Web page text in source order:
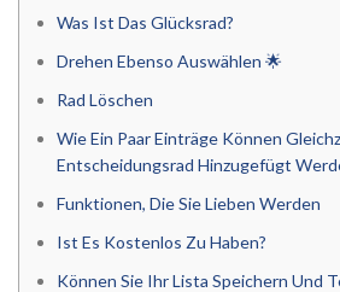
Was Ist Das Glücksrad?
Drehen Ebenso Auswählen 🌟
Rad Löschen
Wie Ein Paar Einträge Können
Entscheidungsrad Hinzugefügt
Funktionen, Die Sie Lieben Werden
Ist Es Kostenlos Zu Haben?
Können Sie Ihr Lista Speichern Und